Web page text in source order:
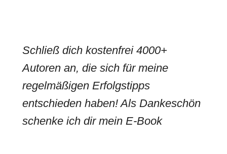
Schließ dich kostenfrei 4000+
Autoren an, die sich für meine
regelmäßigen Erfolgstipps
entschieden haben! Als Dankeschön
schenke ich dir mein E-Book